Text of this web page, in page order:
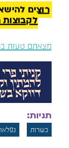
רוצים
לקבוצות
מצאתם טעות
תגיות:
כשרות